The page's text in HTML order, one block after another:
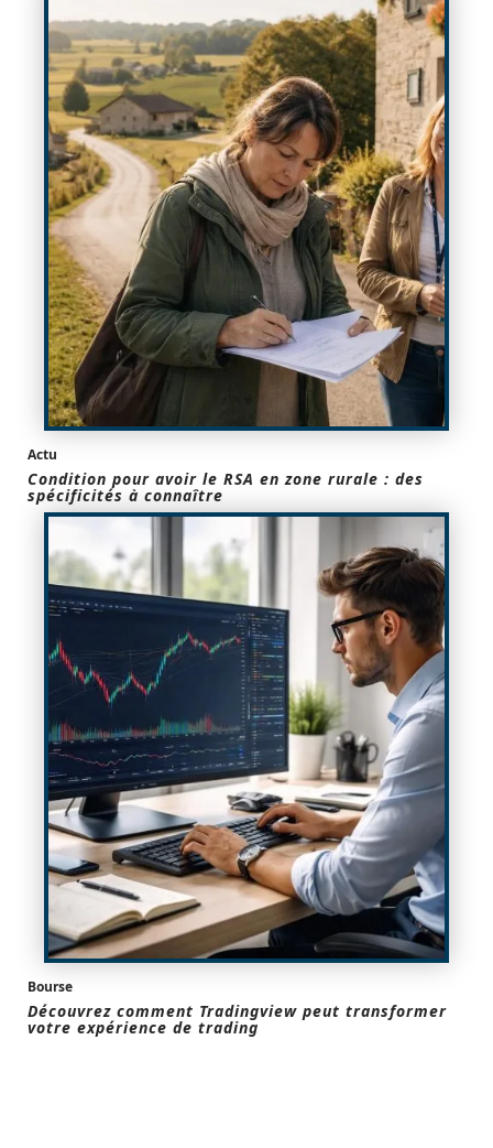
Actu
Condition pour avoir le RSA en zone rurale : des
spécificités à connaître
Bourse
Découvrez comment Tradingview peut transformer
votre expérience de trading